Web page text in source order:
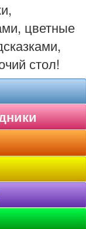
цветные
стол!